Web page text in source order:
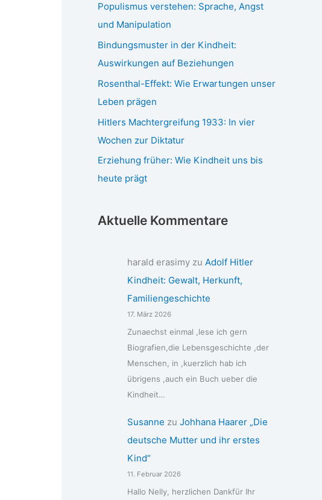
Populismus verstehen: Sprache, Angst
und Manipulation
Bindungsmuster in der Kindheit:
Auswirkungen auf Beziehungen
Rosenthal-Effekt: Wie Erwartungen unser
Leben prägen
Hitlers Machtergreifung 1933: In vier
Wochen zur Diktatur
Erziehung früher: Wie Kindheit uns bis
heute prägt
Aktuelle Kommentare
harald erasimyzu Adolf Hitler
Kindheit: Gewalt, Herkunft,
Familiengeschichte
17. März 2026
Zunaechst einmal ,lese ich gern
Biografien,die Lebensgeschichte ,der
Menschen, in ,kuerzlich hab ich
übrigens ,auch ein Buch ueber die
Kindheit…
Susanne zu Johhana Haarer „Die
deutsche Mutter und ihr erstes
Kind“
11. Februar 2026
Hallo Nelly, herzlichen Dankfür Ihr